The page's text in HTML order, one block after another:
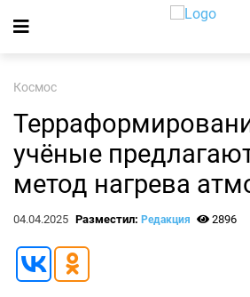
Космос
учёные
метод нагрева
04.04.2025 Разместил: Редакция 2896